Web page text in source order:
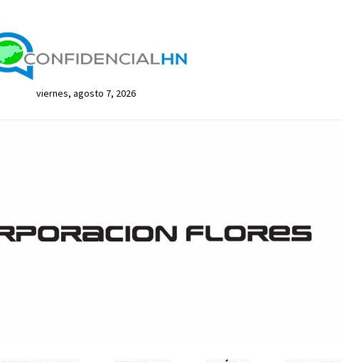
viernes, agosto 7, 2026